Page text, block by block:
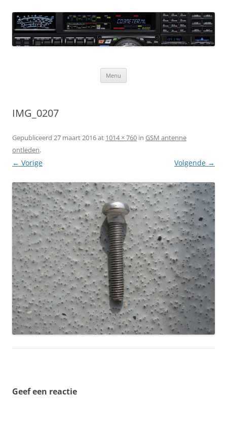
naar
de
inhoud CQ3meter
Website door en voor radio-amateurs
Menu
IMG_0207
Gepubliceerd 27 maart 2016at 1014 × 760 in GSM antenne
ontleden.
← Vorige Volgende →
Geef een reactie